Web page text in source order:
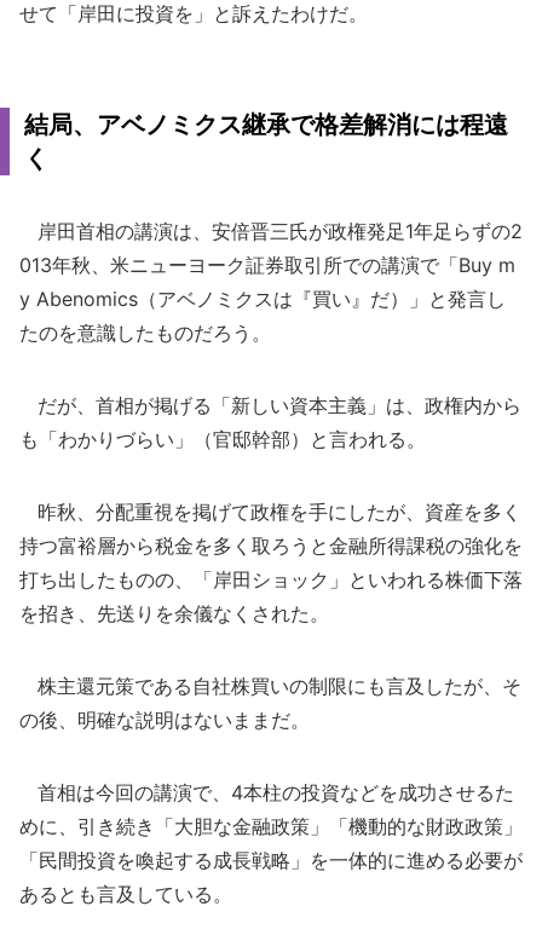
せて「岸田に投資を」と訴えたわけだ。
結局、アベノミクス継承で格差解消には程遠
く
岸田首相の講演は、安倍晋三氏が政権発足1年足らずの2
013年秋、米ニューヨーク証券取引所での講演で「Buy m
y Abenomics（アベノミクスは『買い』だ）」と発言し
たのを意識したものだろう。
だが、首相が掲げる「新しい資本主義」は、政権内から
も「わかりづらい」（官邸幹部）と言われる。
昨秋、分配重視を掲げて政権を手にしたが、資産を多く
持つ富裕層から税金を多く取ろうと金融所得課税の強化を
打ち出したものの、「岸田ショック」といわれる株価下落
を招き、先送りを余儀なくされた。
株主還元策である自社株買いの制限にも言及したが、そ
の後、明確な説明はないままだ。
首相は今回の講演で、4本柱の投資などを成功させるた
めに、引き続き「大胆な金融政策」「機動的な財政政策」
「民間投資を喚起する成長戦略」を一体的に進める必要が
あるとも言及している。